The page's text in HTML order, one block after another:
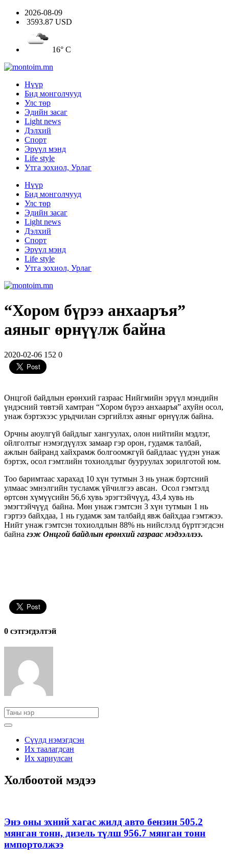
2026-08-09
3593.87 USD
16° C
Нүүр
Бид монголчууд
Улс төр
Эдийн засаг
Light news
Дэлхий
Спорт
Эрүүл мэнд
Life style
Утга зохиол, Урлаг
Нүүр
Бид монголчууд
Улс төр
Эдийн засаг
Light news
Дэлхий
Спорт
Эрүүл мэнд
Life style
Утга зохиол, Урлаг
“Хором бүрээ анхааръя”
аяныг өрнүүлж байна
2020-02-06 152 0
Онцгой байдлын ерөнхий газраас Нийгмийн эрүүл мэндийн
үндэсний төвтэй хамтран “Хором бүрээ анхааръя” ахуйн осол,
унаж бэртэхээс урьдчилан сэргийлэх аяныг өрнүүлж байна.
Орчны аюулгүй байдлыг хангуулах, олон нийтийн мэдлэг,
ойлголтыг нэмэгдүүлэх замаар гэр орон, гудамж талбай,
ажлын байранд хайхрамж болгоомжгүй байдлаас үүдэн унаж
бэртэх, осол гэмтлийн тохиолдлыг бууруулах зорилготой юм.
Тоо баримтаас харахад 10 хүн тутмын 3 нь унаж бэртсний
улмаас эмнэлгийн тусламж үйчилгээ авсан. Осол гэмтэлд
өртсөн хүмүүсийн 56,6 хувь эрэгтэйчүүд, 43,4 хувь нь
эмэгтэйчүүд байна. Мөн унаж гэмтсэн 3 хүн тутмын 1 нь
гэртээ байхдаа, 1 нь гудамж зам талбайд явж байхдаа гэмтжээ.
Нийт унаж гэмтсэн тохиолдлын 88% нь нийслэлд бүртгэгдсэн
байна гэж Онцгой байдлын ерөнхий газраас мэдээллээ.
0 cэтгэгдэлтэй
Сүүлд нэмэгдсэн
Их таалагдсан
Их хариулсан
Холбоотой мэдээ
Энэ оны эхний хагас жилд авто бензин 505.2
мянган тонн, дизель түлш 956.7 мянган тонн
импортолжээ